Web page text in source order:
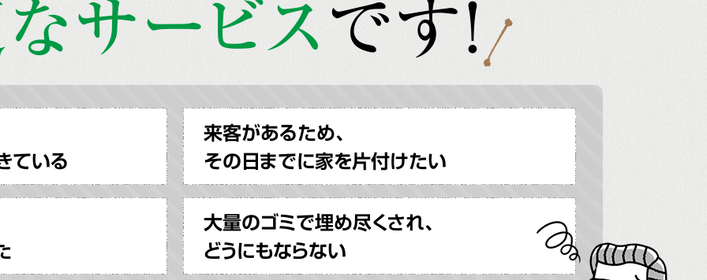
サービスです!
ている
来客があるため、
その日までに家を片付けたい
大量のゴミで埋め尽くされ、
どうにもならない